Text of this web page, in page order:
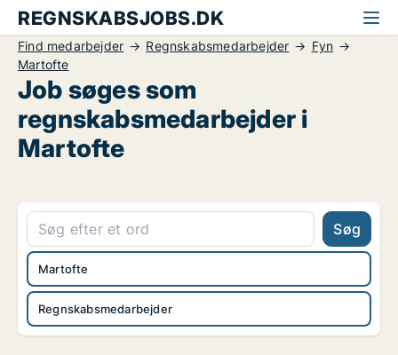
REGNSKABSJOBS.DK
Find medarbejder Regnskabsmedarbejder
Fyn
Martofte
Job søges som
regnskabsmedarbejder i
Martofte
Søg
Regnskabsmedarbejder
Martofte